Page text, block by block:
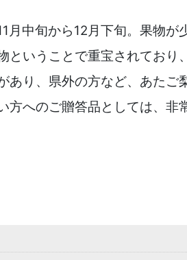
月中旬から12月下旬。果物が
ということで重宝されており
あり、県外の方など、あたご
方へのご贈答品としては、非